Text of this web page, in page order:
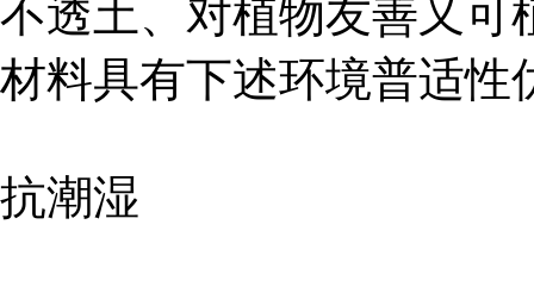
不透土、对植物友善又可
材料具有下述环境普适性
抗潮湿